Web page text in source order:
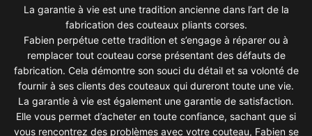
La garantie à vie est une tradition ancienne dans l’art de la
fabrication des couteaux pliants corses.
Fabien perpétue cette tradition et s’engage à réparer ou à
remplacer tout couteau corse présentant des défauts de
fabrication. Cela démontre son souci du détail et sa volonté de
fournir à ses clients des couteaux qui dureront toute une vie.
La garantie à vie est également une garantie de satisfaction.
Elle vous permet d’acheter en toute confiance, sachant que si
vous rencontrez des problèmes avec votre couteau, Fabien se